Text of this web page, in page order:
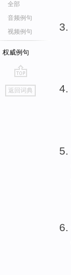
全部
音频例句
视频例句
权威例句
go
top
返回词典